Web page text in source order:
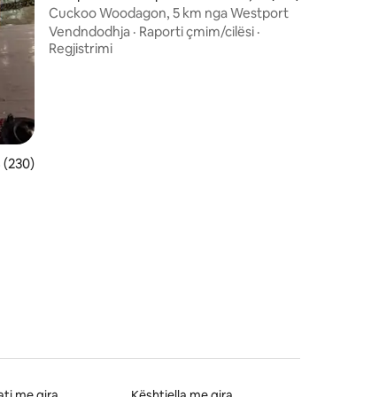
mesatar 4,98 nga 5, 230 vlerësime
(230)
Cuckoo Woodagon, 5 km nga Westport
Vendndodhja · Raporti çmim/cilësi ·
Regjistrimi